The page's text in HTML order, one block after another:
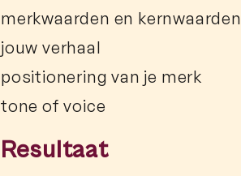
merkwaarden en kernwaarden
jouw verhaal
positionering van je merk
tone of voice
Resultaat